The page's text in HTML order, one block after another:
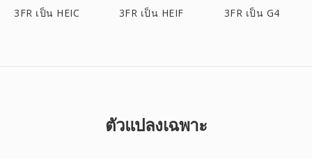
3FR เป็น HEIC 3FR เป็น HEIF 3FR เป็น G4
ตัวแปลงเฉพาะ